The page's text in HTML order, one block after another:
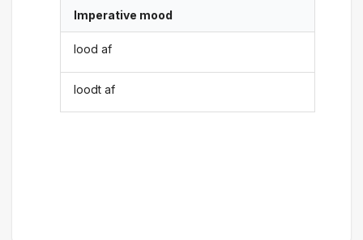
Imperative mood
lood af
loodt af